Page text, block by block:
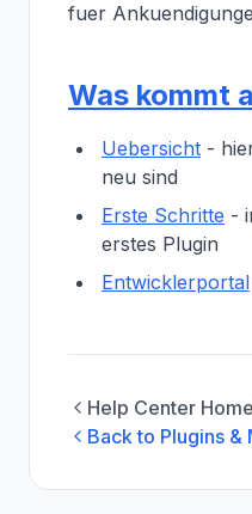
fuer
Was kommt
Uebersicht -
neu sind
Erste Schritte -
erstes Plugin
Entwicklerportal
Help Center Home
Back to Plugins &